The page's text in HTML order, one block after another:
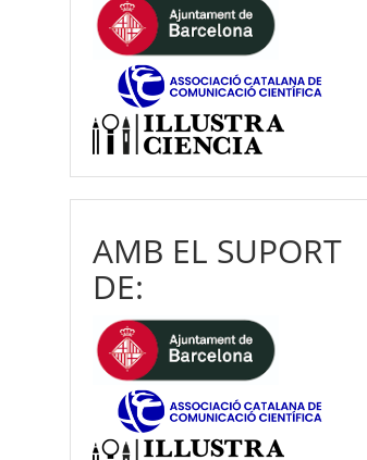
AMB EL SUPORT
DE: